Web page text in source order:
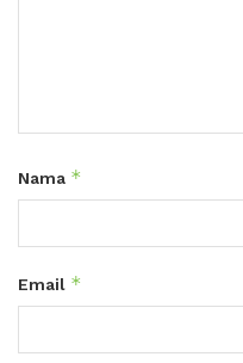
Nama *
Email *